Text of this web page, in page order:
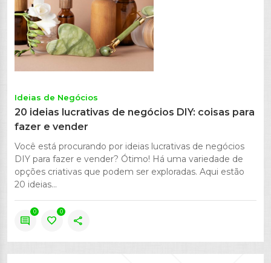
Ideias de Negócios
20 ideias lucrativas de negócios DIY: coisas para
fazer e vender
Você está procurando por ideias lucrativas de negócios
DIY para fazer e vender? Ótimo! Há uma variedade de
opções criativas que podem ser exploradas. Aqui estão
20 ideias...
comment
0
favorite
0
share